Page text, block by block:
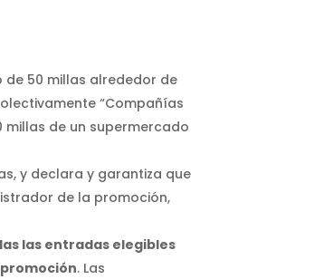
de 50 millas alrededor de
“Compañías
millas de un supermercado
y declara y garantiza que
de la promoción,
las entradas elegibles
. Las